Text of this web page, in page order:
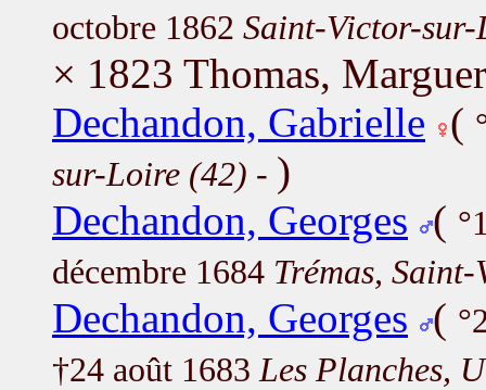
octobre 1862 Saint-Victor-
× 1823 Thomas,
Dechandon, Gabrielle (
sur-Loire (42) - )
Dechandon, Georges (
décembre 1684 Trémas,
Dechandon, Georges (
†24 août 1683 Les Planches,